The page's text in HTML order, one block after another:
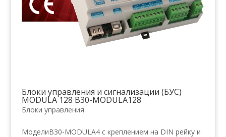
Блоки управления и сигнализации (БУС)
MODULA 128 B30-MODULA128
Блоки управления
МоделиB30-MODULA4 с креплением на DIN рейку и